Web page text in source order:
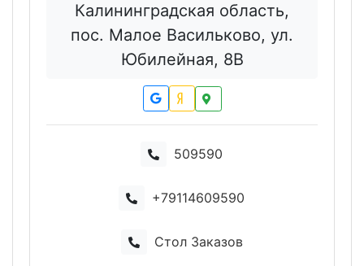
Калининградская область,
пос. Малое Васильково, ул.
Юбилейная, 8В
509590
+79114609590
Стол Заказов